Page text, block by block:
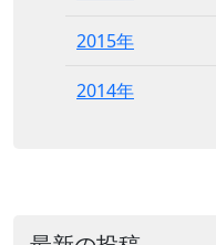
2015年
2014年